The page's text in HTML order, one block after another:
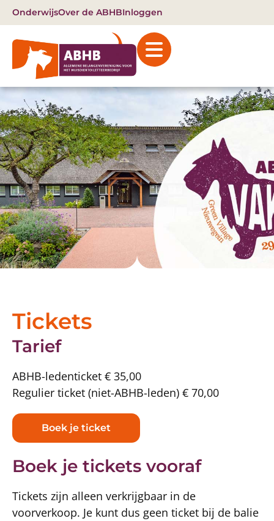
OnderwijsOver de ABHBInloggen
Tickets
Tarief
ABHB-ledenticket € 35,00
Regulier ticket (niet-ABHB-leden) € 70,00
Boek je ticket
Boek je tickets vooraf
Tickets zijn alleen verkrijgbaar in de
voorverkoop. Je kunt dus geen ticket bij de balie